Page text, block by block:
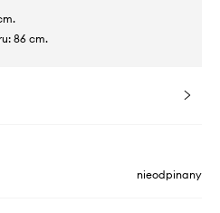
86 cm.
nieodpinany